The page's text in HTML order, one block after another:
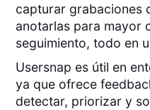
capturar grabaciones
anotarlas para mayor
seguimiento, todo en
Usersnap es útil en
ya que ofrece
detectar, priorizar y